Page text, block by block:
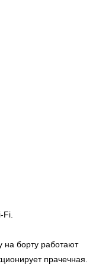
Fi.
на борту работают
прачечная.